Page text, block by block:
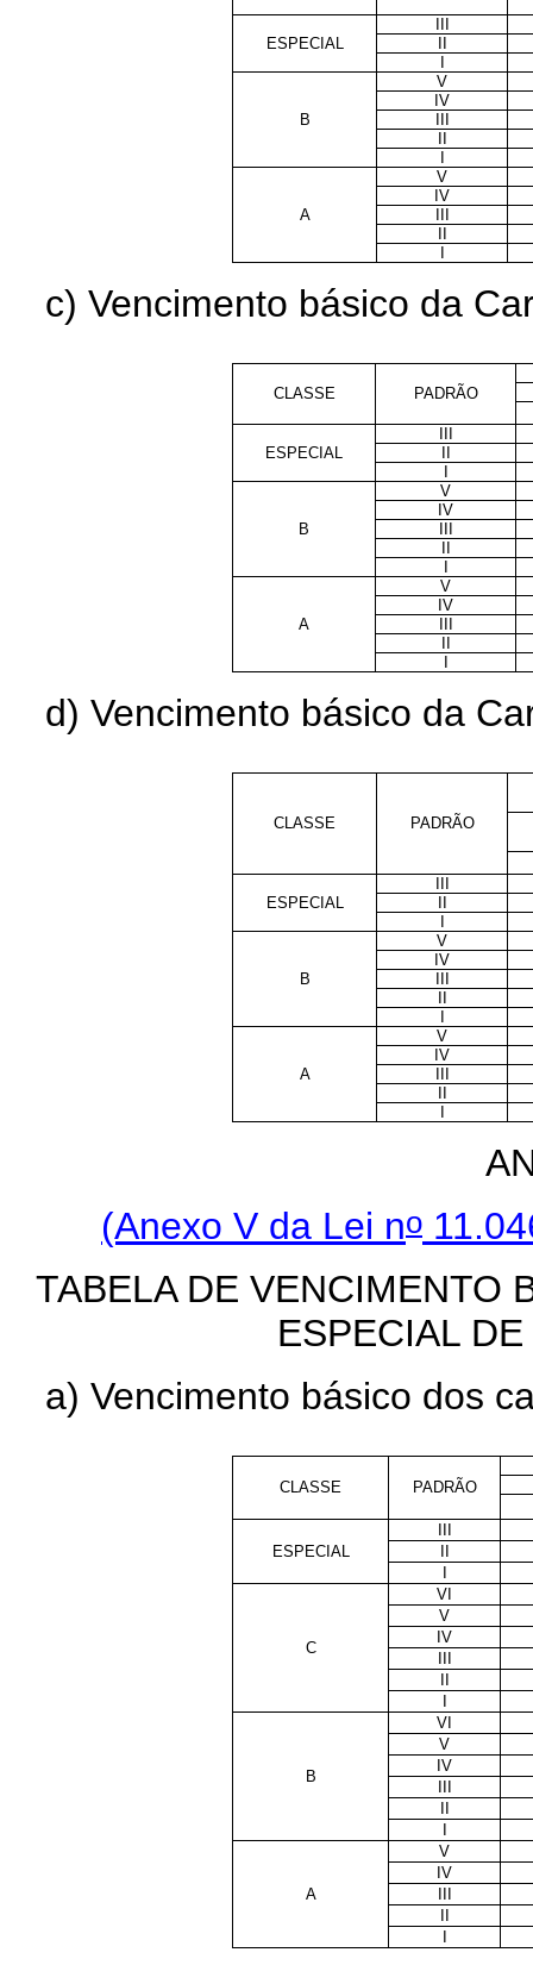
ESPECIAL
III
II
I
B
V
IV
III
II
I
A
V
IV
III
II
I
c) Vencimento básico da
CLASSE PADRÃO
ESPECIAL
III
II
I
B
V
IV
III
II
I
A
V
IV
III
II
I
d) Vencimento básico da
CLASSE PADRÃO
ESPECIAL
III
II
I
B
V
IV
III
II
I
A
V
IV
III
II
I
(Anexo V da Lei no
TABELA DE VENCIMENTO
ESPECIAL
a) Vencimento básico dos
CLASSE PADRÃO
ESPECIAL
C
VI
V
IV
B
VI
V
IV
A
V
IV